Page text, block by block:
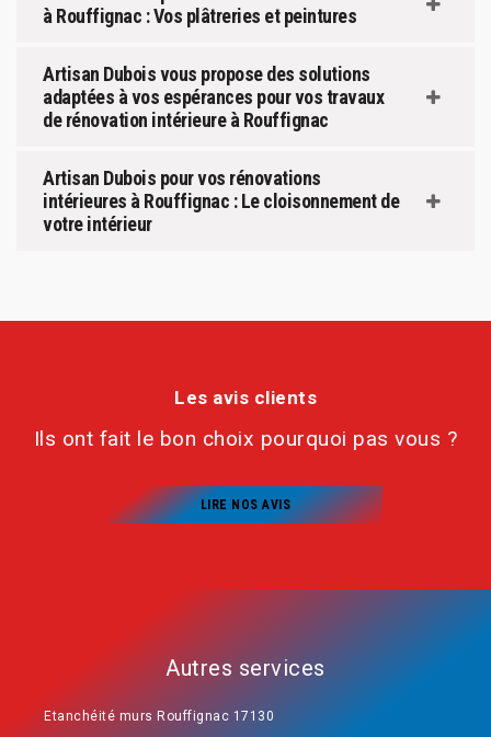
à Rouffignac : Vos plâtreries et peintures
Artisan Dubois vous propose des solutions
adaptées à vos espérances pour vos travaux
de rénovation intérieure à Rouffignac
Artisan Dubois pour vos rénovations
intérieures à Rouffignac : Le cloisonnement de
votre intérieur
Les avis clients
Ils ont fait le bon choix pourquoi pas vous ?
LIRE NOS AVIS
Autres services
Etanchéité murs Rouffignac 17130